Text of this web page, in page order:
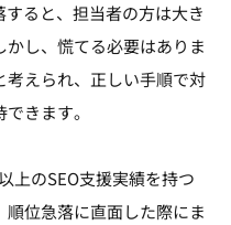
ト完了後も原因の特
の影響が大きく、迅
ると、担当者の方は大き
し、慌てる必要はありま
えられ、正しい手順で対
きます。
上のSEO支援実績を持つ
位急落に直面した際にま